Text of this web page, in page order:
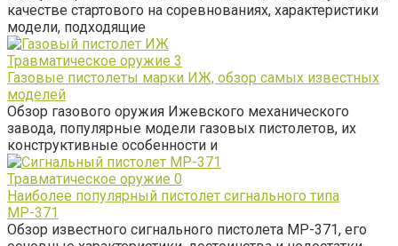
качестве стартового на соревнованиях, характеристики
модели, подходящие
Травматическое оружие 3
Газовые пистолеты марки ИЖ, обзор самых известных
моделей
Обзор газового оружия Ижевского механического
завода, популярные модели газовых пистолетов, их
конструктивные особенности и
Травматическое оружие 0
Наиболее популярный пистолет сигнального типа
МР-371
Обзор известного сигнального пистолета МР-371, его